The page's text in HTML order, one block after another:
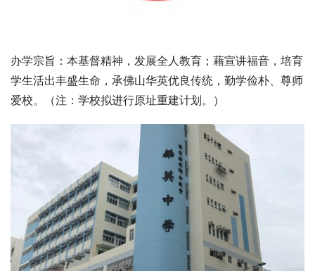
办学宗旨：本基督精神，发展全人教育；藉宣讲福音，培育
学生活出丰盛生命，承佛山华英优良传统，勤学俭朴、尊师
爱校。（注：学校拟进行原址重建计划。）